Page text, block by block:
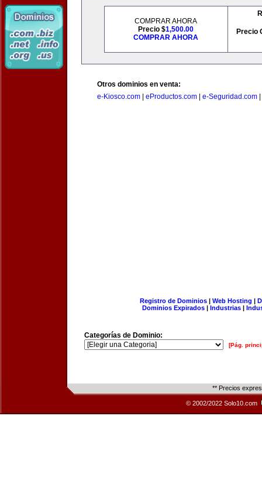
COMPRAR AHORA
Precio $1,500.00
COMPRAR AHORA
Precio
Otros dominios en venta:
e-Kiosco.com
eProductos.com e-Seguridad.com
Registro de Dominios| Web Hosting |
Dominios Expirados | Industrias |
Categorías de Dominio:
[Pág.
** Precios
© 2002/2022 Solo10.com